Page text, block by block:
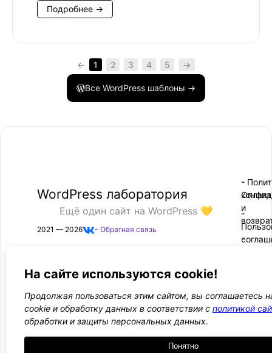
Подробнее →
← 1 2 3 4 5 →
Все WordPress шаблоны →
WordPress лаборатория
Ещё один сайт на WordPress 💛
2021 — 2026 - Обратная связь
-
-
-
Оплата
и
-
Курсы, инструкции и новости WordPress
На сайте используются cookie!
Продолжая пользоваться этим сайтом, вы соглашаетесь
cookie и обработку данных в соответствии с политикой
обработки и защиты персональных данных.
Понятно